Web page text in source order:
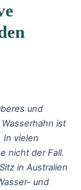
und
ist
In vielen
nicht der Fall.
in Australien
und